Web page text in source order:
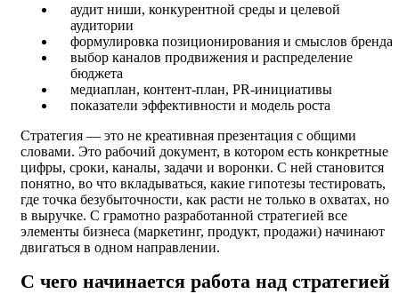
аудит ниши, конкурентной среды и целевой
аудитории
формулировка позиционирования и смыслов бренда
выбор каналов продвижения и распределение
бюджета
медиаплан, контент-план, PR-инициативы
показатели эффективности и модель роста
Стратегия — это не креативная презентация с общими
словами. Это рабочий документ, в котором есть конкретные
цифры, сроки, каналы, задачи и воронки. С ней становится
понятно, во что вкладываться, какие гипотезы тестировать,
где точка безубыточности, как расти не только в охватах, но
в выручке. С грамотно разработанной стратегией все
элементы бизнеса (маркетинг, продукт, продажи) начинают
двигаться в одном направлении.
С чего начинается работа над стратегией